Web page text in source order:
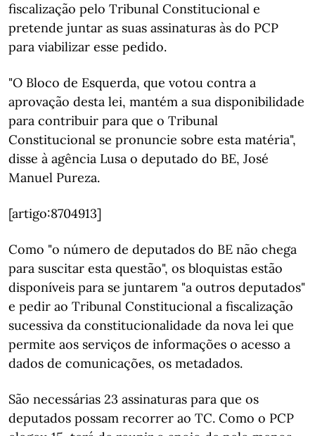
fiscalização pelo Tribunal Constitucional e
pretende juntar as suas assinaturas às do PCP
para viabilizar esse pedido.
"O Bloco de Esquerda, que votou contra a
aprovação desta lei, mantém a sua disponibilidade
para contribuir para que o Tribunal
Constitucional se pronuncie sobre esta matéria",
disse à agência Lusa o deputado do BE, José
Manuel Pureza.
[artigo:8704913]
Como "o número de deputados do BE não chega
para suscitar esta questão", os bloquistas estão
disponíveis para se juntarem "a outros deputados"
e pedir ao Tribunal Constitucional a fiscalização
sucessiva da constitucionalidade da nova lei que
permite aos serviços de informações o acesso a
dados de comunicações, os metadados.
São necessárias 23 assinaturas para que os
deputados possam recorrer ao TC. Como o PCP